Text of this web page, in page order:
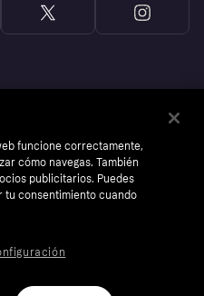
Sede central: Stockholm, Sweden. Todos
Sveavägen 46, 111 34 Stockholm.
funcione correctamente,
cómo navegas. También
publicitarios. Puedes
consentimiento cuando